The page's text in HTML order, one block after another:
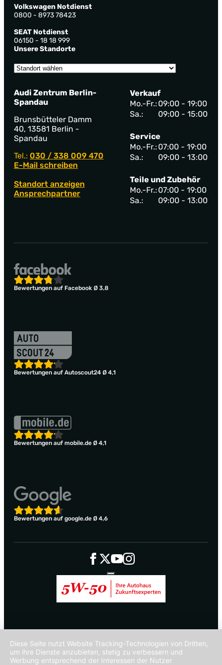
Volkswagen Notdienst
0800 - 8973 78423
SEAT Notdienst
06150 - 18 18 999
Unsere Standorte
Audi Zentrum Berlin-
Spandau
Brunsbütteler Damm
40, 13581 Berlin -
Spandau
Tel.: 030 / 338 009 470
E-Mail schreiben
Standort anzeigen
Ansprechpartner
Verkauf
Mo.-Fr.: 09:00 - 19:00
Sa.:
09:00 - 15:00
Service
Mo.-Fr.: 07:00 - 19:00
Sa.:
09:00 - 13:00
Teile und Zubehör
Mo.-Fr.: 07:00 - 19:00
Sa.:
09:00 - 13:00
Bewertungen auf Facebook Ø 3,8
Bewertungen auf Autoscout24 Ø 4,1
Bewertungen auf mobile.de Ø 4,1
Bewertungen auf google.de Ø 4,6
Diese Seite nutzt Website Tracking-Technologien von Dritten,
um ihre Dienste anzubieten, stetig zu verbessern und
Werbung entsprechend der Interessen der Nutzer